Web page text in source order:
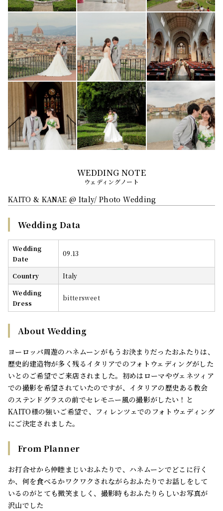
ウェディングノート
KAITO & KANAE @ Italy/ Photo Wedding
Wedding Data
Wedding
Date
09.13
Country
Italy
Wedding
Dress
bittersweet
About Wedding
ヨーロッパ周遊のハネムーンがもうお決まりだったおふたりは、
歴史的建造物が多く残るイタリアでのフォトウェディングがした
いとのご希望でご来店されました。初めはローマやヴェネツィア
での撮影を希望されていたのですが、イタリアの歴史ある教会
のステンドグラスの前でセレモニー風の撮影がしたい！と
KAITO様の強いご希望で、フィレンツェでのフォトウェディング
にご決定されました。
From Planner
お打合せから仲睦まじいおふたりで、ハネムーンでどこに行く
か、何を食べるかワクワクされながらおふたりでお話しをして
いるのがとても微笑ましく、撮影時もおふたりらしいお写真が
沢山でした